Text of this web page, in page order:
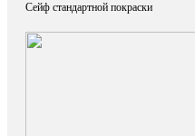
Сейф стандартной покраски